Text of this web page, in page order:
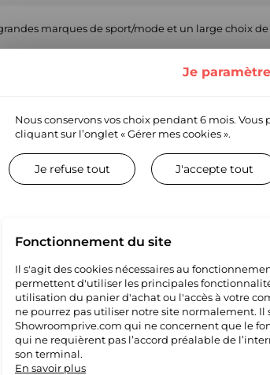
marques de sport/mode et un large choix
SAS
social :
FR65504226614
: Oui
Je
Nous conservons vos choix pendant 6 mois.
cliquant sur l’onglet« Gérer mes cookies ».
Je refuse tout J'accepte tout
Fonctionnement du site
Il s'agit des cookies nécessaires au
permettent d'utiliser les principales
utilisation du panier d'achat ou l'accès à votre
ne pourrez pas utiliser notre site normalement. Il
Showroomprive.com qui ne concernent que le
qui ne requièrent pas l’accord préalable de
son terminal.
En savoir plus